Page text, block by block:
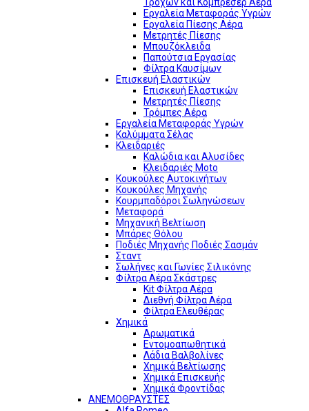
Εργαλεία Μεταφοράς Υγρών
Εργαλεία Πίεσης Αέρα
Μετρητές Πίεσης
Μπουζόκλειδα
Παπούτσια Εργασίας
Φίλτρα Καυσίμων
Επισκευή Ελαστικών
Επισκευή Ελαστικών
Μετρητές Πίεσης
Τρόμπες Αέρα
Εργαλεία Μεταφοράς Υγρών
Καλύμματα Σέλας
Κλειδαριές
Καλώδια και Αλυσίδες
Κλειδαριές Moto
Κουκούλες Αυτοκινήτων
Κουκούλες Μηχανής
Κουρμπαδόροι Σωληνώσεων
Μεταφορά
Μηχανική Βελτίωση
Μπάρες Θόλου
Ποδιές Μηχανής Ποδιές Σασμάν
Σταντ
Σωλήνες και Γωνίες Σιλικόνης
Φίλτρα Αέρα Σκάστρες
Kit Φίλτρα Αέρα
Διεθνή Φίλτρα Αέρα
Φίλτρα Ελευθέρας
Χημικά
Αρωματικά
Εντομοαπωθητικά
Λάδια Βαλβολίνες
Χημικά Βελτίωσης
Χημικά Επισκευής
Χημικά Φροντίδας
ΑΝΕΜΟΘΡΑΥΣΤΕΣ